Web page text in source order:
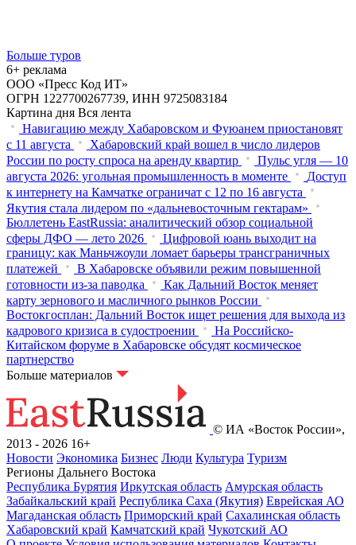
Больше туров
6+ реклама
ООО «Пресс Код ИТ»
ОГРН 1227700267739, ИНН 9725083184
Картина дня Вся лента
Навигацию между Хабаровском и Фуюанем приостановят
с 11 августа
Хабаровский край вошел в число лидеров
России по росту спроса на аренду квартир
Пульс угля — 10
августа 2026: угольная промышленность в моменте
Доступ
к интернету на Камчатке ограничат с 12 по 16 августа
Якутия стала лидером по «дальневосточным гектарам»
Бюллетень EastRussia: аналитический обзор социальной
сферы ДФО — лето 2026
Цифровой юань выходит на
границу: как Маньчжоули ломает барьеры трансграничных
платежей
В Хабаровске объявили режим повышенной
готовности из‑за паводка
Как Дальний Восток меняет
карту зернового и масличного рынков России
Востокгосплан: Дальний Восток ищет решения для выхода из
кадрового кризиса в судостроении
На Российско-
Китайском форуме в Хабаровске обсудят космическое
партнерство
Больше материалов
© ИА «Восток России»,
2013 - 2026 16+
Новости Экономика Бизнес Люди Культура Туризм
Регионы Дальнего Востока
Республика Бурятия Иркутская область Амурская область
Забайкальский край Республика Саха (Якутия) Еврейская АО
Магаданская область Приморский край Сахалинская область
Хабаровский край Камчатский край Чукотский АО